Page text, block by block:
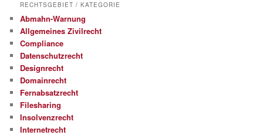
RECHTSGEBIET / KATEGORIE
Abmahn-Warnung
Allgemeines Zivilrecht
Compliance
Datenschutzrecht
Designrecht
Domainrecht
Fernabsatzrecht
Filesharing
Insolvenzrecht
Internetrecht